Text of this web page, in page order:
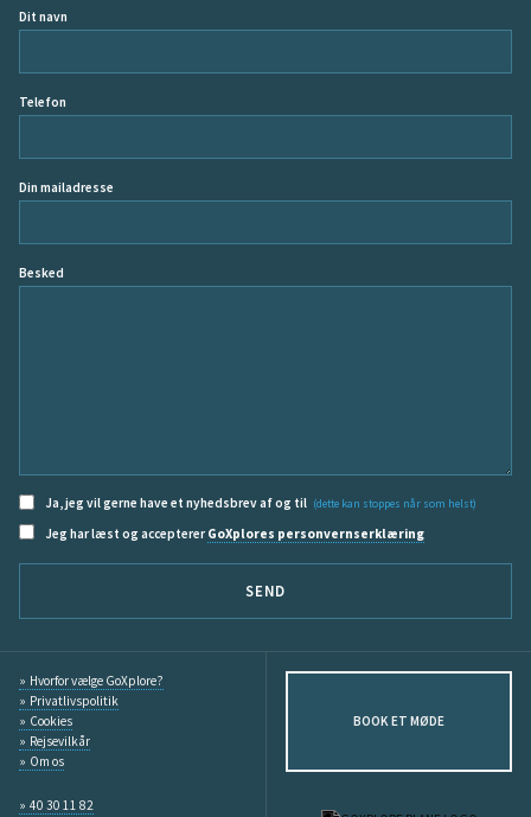
Dit navn
Telefon
Din mailadresse
Besked
Ja, jeg vil gerne have et nyhedsbrev af og til (dette kan stoppes når som helst)
Jeg har læst og accepterer GoXplores personvernserklæring
SEND
Hvorfor vælge GoXplore?
Privatlivspolitik
Cookies
Rejsevilkår
Om os
40 30 11 82
BOOK ET MØDE